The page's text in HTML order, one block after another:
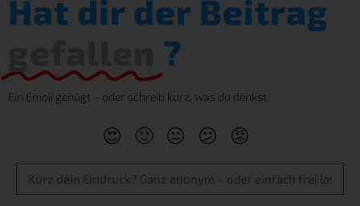
Hat dir der Beitrag
?
Ein Emoji genügt – oder schreib kurz, was du denkst.
😍 🙂 😐 😕 😡